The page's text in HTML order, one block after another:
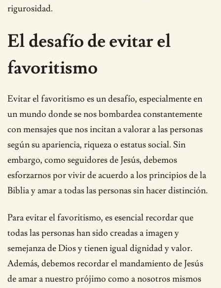
rigurosidad.
El desafío de evitar el
favoritismo
Evitar el favoritismo es un desafío, especialmente en
un mundo donde se nos bombardea constantemente
con mensajes que nos incitan a valorar a las personas
según su apariencia, riqueza o estatus social. Sin
embargo, como seguidores de Jesús, debemos
esforzarnos por vivir de acuerdo a los principios de la
Biblia y amar a todas las personas sin hacer distinción.
Para evitar el favoritismo, es esencial recordar que
todas las personas han sido creadas a imagen y
semejanza de Dios y tienen igual dignidad y valor.
Además, debemos recordar el mandamiento de Jesús
de amar a nuestro prójimo como a nosotros mismos